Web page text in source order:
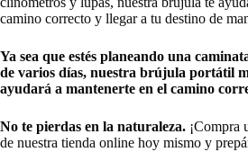
camino correcto y llegar a tu destino de
Ya sea que estés planeando una
de varios días, nuestra brújula portátil
ayudará a mantenerte en el camino
No te pierdas en la naturaleza. ¡Compra
de nuestra tienda online hoy mismo y